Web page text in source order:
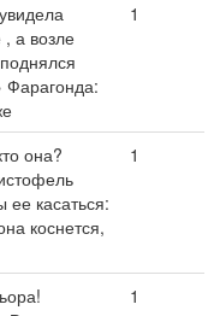
, а возле
Фарагонда:
1
она?
ее касаться:
коснется,
1
1